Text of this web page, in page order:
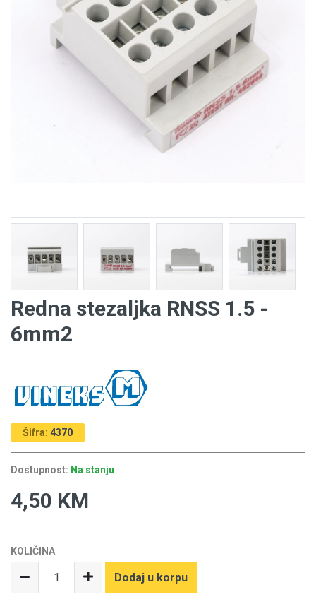
Redna stezaljka RNSS 1.5 -
6mm2
Šifra: 4370
Dostupnost: Na stanju
4,50 KM
KOLIČINA
Dodaj u korpu